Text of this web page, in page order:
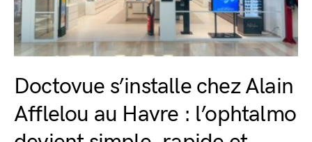
Doctovue s’installe chez Alain
Afflelou au Havre : l’ophtalmo